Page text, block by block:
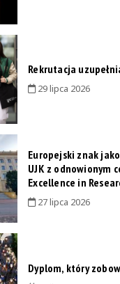
Rekrutacja
29 lipca 2026
Europejski znak
UJK z odnowionym
Excellence in
27 lipca 2026
Dyplom, który